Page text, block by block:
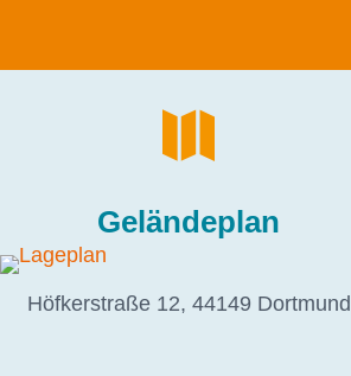

Geländeplan
Höfkerstraße 12, 44149 Dortmund